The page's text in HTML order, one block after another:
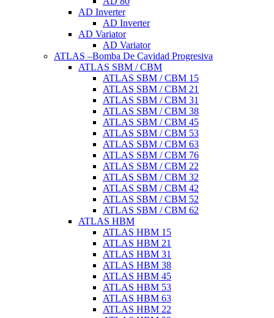
AD Inverter
AD Inverter
AD Variator
AD Variator
ATLAS –Bomba De Cavidad Progresiva
ATLAS SBM / CBM
ATLAS SBM / CBM 15
ATLAS SBM / CBM 21
ATLAS SBM / CBM 31
ATLAS SBM / CBM 38
ATLAS SBM / CBM 45
ATLAS SBM / CBM 53
ATLAS SBM / CBM 63
ATLAS SBM / CBM 76
ATLAS SBM / CBM 22
ATLAS SBM / CBM 32
ATLAS SBM / CBM 42
ATLAS SBM / CBM 52
ATLAS SBM / CBM 62
ATLAS HBM
ATLAS HBM 15
ATLAS HBM 21
ATLAS HBM 31
ATLAS HBM 38
ATLAS HBM 45
ATLAS HBM 53
ATLAS HBM 63
ATLAS HBM 22